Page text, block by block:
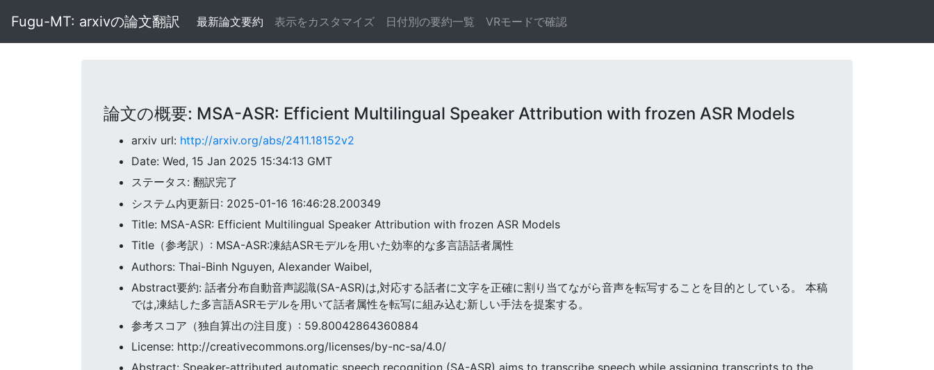
Fugu-MT: arxivの論文翻訳 最新論文要約 表示をカスタマイズ 日付別の要約一覧 VRモードで確認
論文の概要: MSA-ASR: Efficient Multilingual Speaker Attribution with frozen ASR Models
arxiv url: http://arxiv.org/abs/2411.18152v2
Date: Wed, 15 Jan 2025 15:34:13 GMT
ステータス: 翻訳完了
システム内更新日: 2025-01-16 16:46:28.200349
Title: MSA-ASR: Efficient Multilingual Speaker Attribution with frozen ASR Models
Title（参考訳）: MSA-ASR:凍結ASRモデルを用いた効率的な多言語話者属性
Authors: Thai-Binh Nguyen, Alexander Waibel,
Abstract要約: 話者分布自動音声認識(SA-ASR)は,対応する話者に文字を正確に割り当てながら音声を転写することを目的としている。 本稿
では,凍結した多言語ASRモデルを用いて話者属性を転写に組み込む新しい手法を提案する。
参考スコア（独自算出の注目度）: 59.80042864360884
License: http://creativecommons.org/licenses/by-nc-sa/4.0/